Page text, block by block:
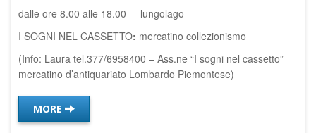
dalle ore 8.00 alle 18.00 – lungolago
I SOGNI NEL CASSETTO: mercatino collezionismo
(Info: Laura tel.377/6958400 – Ass.ne “I sogni nel cassetto”
mercatino d’antiquariato Lombardo Piemontese)
MORE